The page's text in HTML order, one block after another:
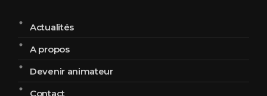
Actualités
A propos
Devenir animateur
Contact